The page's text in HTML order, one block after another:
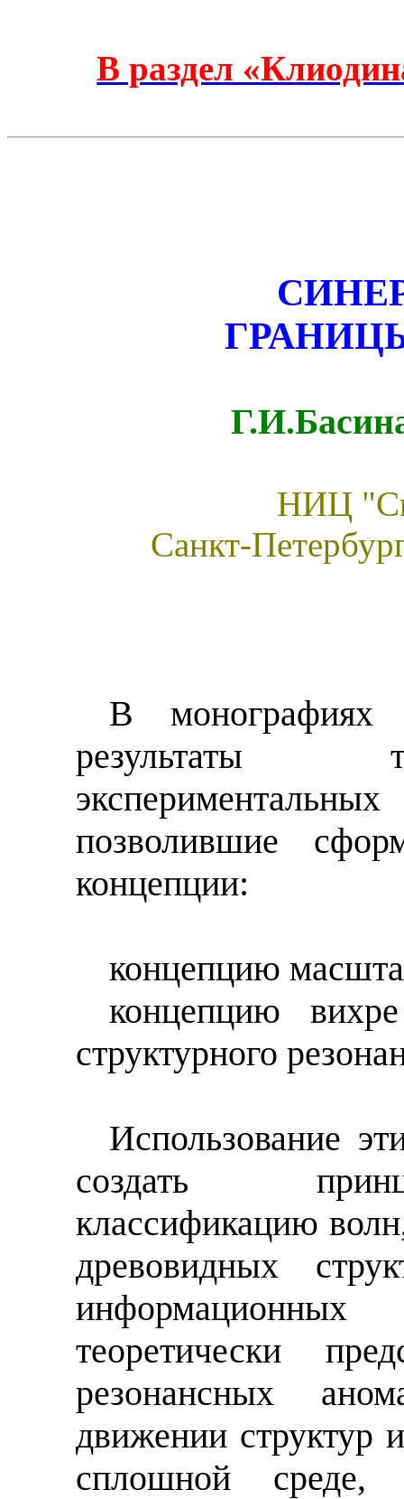
В раздел
НИЦ
Санкт-
В
результаты
позволившие
концепции:
концепцию
концепцию
структурного
Использование
создать
классификацию
древовидных
теоретически
резонансных
движении структур
сплошной